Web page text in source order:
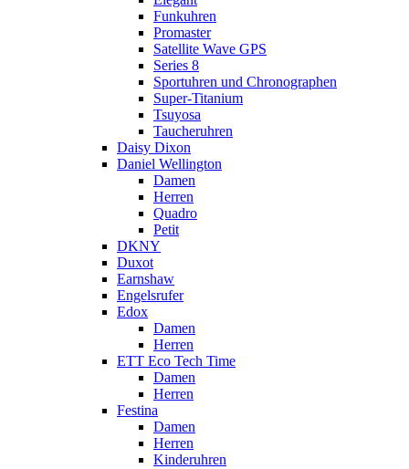
Funkuhren
Promaster
Satellite Wave GPS
Series 8
Sportuhren und Chronographen
Super-Titanium
Tsuyosa
Taucheruhren
Daisy Dixon
Daniel Wellington
Damen
Herren
Quadro
Petit
DKNY
Duxot
Earnshaw
Engelsrufer
Edox
Damen
Herren
ETT Eco Tech Time
Damen
Herren
Festina
Damen
Herren
Kinderuhren